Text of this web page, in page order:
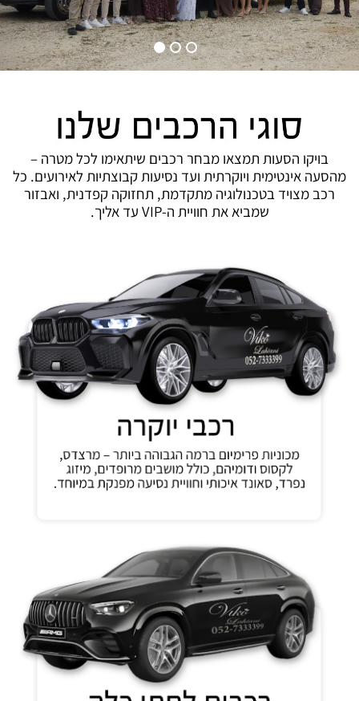
בויקו הסעות תמצאו מבחר רכבים שיתאימו לכל מטרה –
מהסעה אינטימית ויוקרתית ועד נסיעות קבוצתיות לאירועים. כל
רכב מצויד בטכנולוגיה מתקדמת, תחזוקה קפדנית, ואבזור
שמביא את חוויית ה-VIP עד אליך.